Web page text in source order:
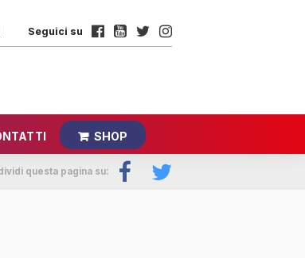
Seguici su
SHOP
questa pagina su: